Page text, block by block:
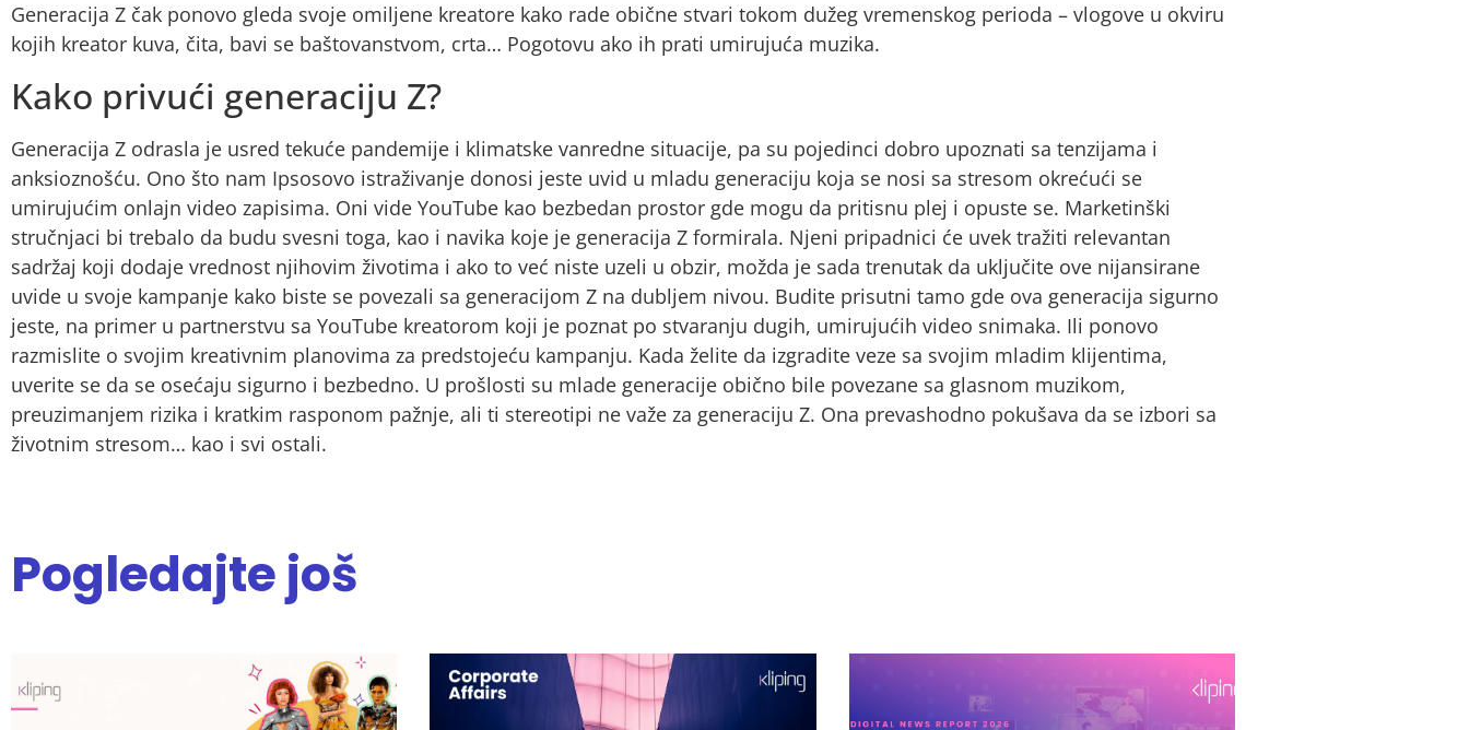
Generacija Z čak ponovo gleda svoje omiljene kreatore kako rade obične stvari tokom dužeg vremenskog perioda – vlogove u okviru
kojih kreator kuva, čita, bavi se baštovanstvom, crta… Pogotovu ako ih prati umirujuća muzika.
Kako privući generaciju Z?
Generacija Z odrasla je usred tekuće pandemije i klimatske vanredne situacije, pa su pojedinci dobro upoznati sa tenzijama i
anksioznošću. Ono što nam Ipsosovo istraživanje donosi jeste uvid u mladu generaciju koja se nosi sa stresom okrećući se
umirujućim onlajn video zapisima. Oni vide YouTube kao bezbedan prostor gde mogu da pritisnu plej i opuste se. Marketinški
stručnjaci bi trebalo da budu svesni toga, kao i navika koje je generacija Z formirala. Njeni pripadnici će uvek tražiti relevantan
sadržaj koji dodaje vrednost njihovim životima i ako to već niste uzeli u obzir, možda je sada trenutak da uključite ove nijansirane
uvide u svoje kampanje kako biste se povezali sa generacijom Z na dubljem nivou. Budite prisutni tamo gde ova generacija sigurno
jeste, na primer u partnerstvu sa YouTube kreatorom koji je poznat po stvaranju dugih, umirujućih video snimaka. Ili ponovo
razmislite o svojim kreativnim planovima za predstojeću kampanju. Kada želite da izgradite veze sa svojim mladim klijentima,
uverite se da se osećaju sigurno i bezbedno. U prošlosti su mlade generacije obično bile povezane sa glasnom muzikom,
preuzimanjem rizika i kratkim rasponom pažnje, ali ti stereotipi ne važe za generaciju Z. Ona prevashodno pokušava da se izbori sa
životnim stresom… kao i svi ostali.
Pogledajte još